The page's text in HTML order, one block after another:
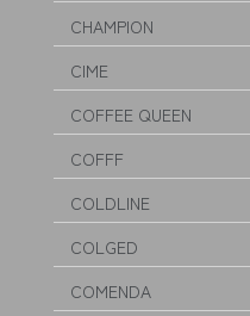
CHAMPION
CIME
COFFEE QUEEN
COFFF
COLDLINE
COLGED
COMENDA